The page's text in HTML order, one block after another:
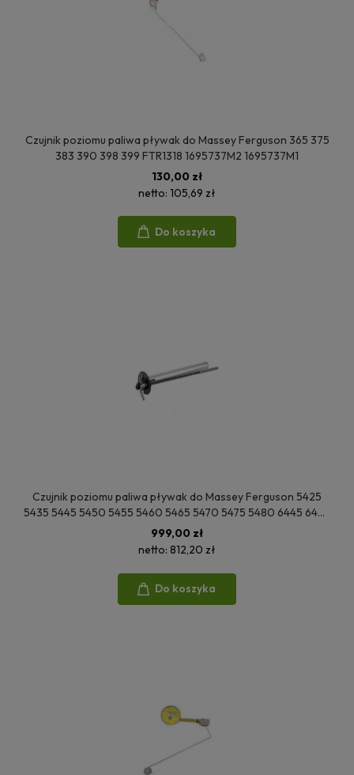
Czujnik poziomu paliwa pływak do Massey Ferguson 365 375
383 390 398 399 FTR1318 1695737M2 1695737M1
130,00 zł
netto: 105,69 zł
Do koszyka
Czujnik poziomu paliwa pływak do Massey Ferguson 5425
5435 5445 5450 5455 5460 5465 5470 5475 5480 6445 6455
6460 6470 4294448M1
999,00 zł
netto: 812,20 zł
Do koszyka